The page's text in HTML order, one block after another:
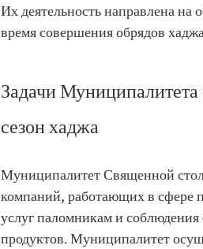
Их деятельность направлена на
время совершения обрядов
Задачи
сезон хаджа
Муниципалитет Священной
компаний, работающих в сфере
услуг паломникам и соблюдения
продуктов. Муниципалитет